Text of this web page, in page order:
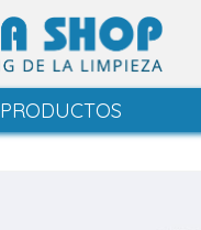
PRODUCTOS